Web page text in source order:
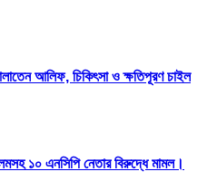
আলিফ, চিকিৎসা ও ক্ষতিপূরণ চাইল
১০ এনসিপি নেতার বিরুদ্ধে মামল।